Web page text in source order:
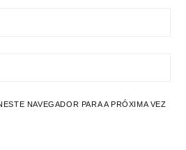
NAVEGADOR PARA A PRÓXIMA VEZ